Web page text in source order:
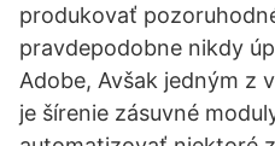
produkovať
pravdepodobne nikdy
Adobe, Avšak jedným z
je šírenie zásuvné